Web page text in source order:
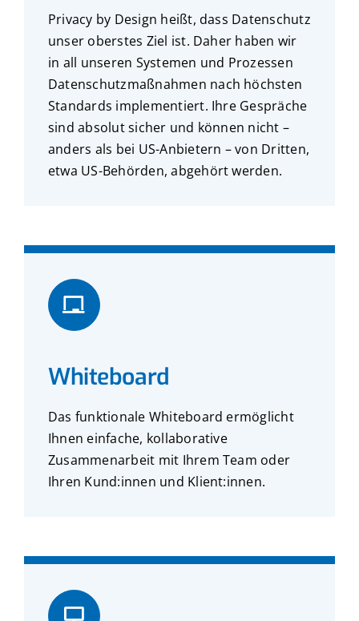
Privacy by Design heißt, dass Datenschutz
unser oberstes Ziel ist. Daher haben wir
in all unseren Systemen und Prozessen
Datenschutzmaßnahmen nach höchsten
Standards implementiert. Ihre Gespräche
sind absolut sicher und können nicht –
anders als bei US-Anbietern – von Dritten,
etwa US-Behörden, abgehört werden.
Whiteboard
Das funktionale Whiteboard ermöglicht
Ihnen einfache, kollaborative
Zusammenarbeit mit Ihrem Team oder
Ihren Kund:innen und Klient:innen.